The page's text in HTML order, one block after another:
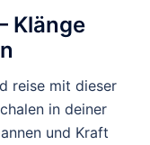
Klänge
reise mit dieser
in deiner
und Kraft